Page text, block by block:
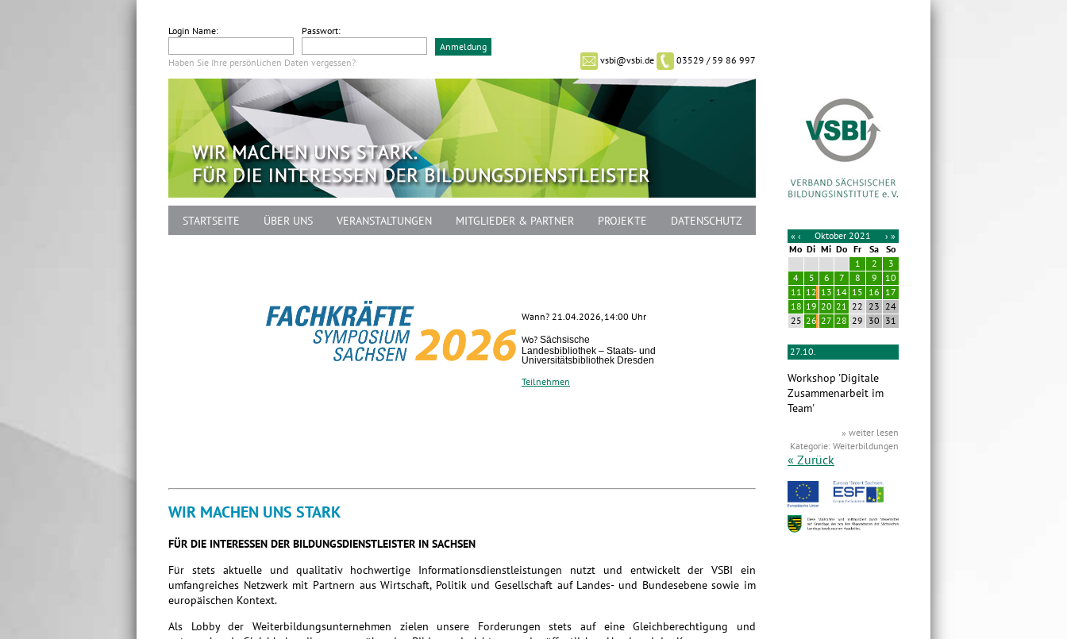
Login Name: Passwort:
Haben Sie Ihre persönlichen Daten vergessen? vsbi@vsbi.de 03529 / 59 86 997
STARTSEITE ÜBER UNS VERANSTALTUNGEN MITGLIEDER & PARTNER PROJEKTE DATENSCHUTZ
Wann? 21.04.2026, 14:00 Uhr
Wo? Sächsische
Landesbibliothek – Staats- und
Universitätsbibliothek Dresden
Teilnehmen
WIR MACHEN UNS STARK
FÜR DIE INTERESSEN DER BILDUNGSDIENSTLEISTER IN SACHSEN
Für stets aktuelle und qualitativ hochwertige Informationsdienstleistungen nutzt und entwickelt der VSBI ein
umfangreiches Netzwerk mit Partnern aus Wirtschaft, Politik und Gesellschaft auf Landes- und Bundesebene sowie im
europäischen Kontext.
Als Lobby der Weiterbildungsunternehmen zielen unsere Forderungen stets auf eine Gleichberechtigung und
« ‹ Oktober 2021 › »
Mo Di Mi Do Fr Sa
So
1
2
3
4
5 6 7 8 9
10
11 12 13 14 15 16
17
18 19 20 21 22 23 24
25 26 27 28 29 30 31
27.10.
Workshop 'Digitale
Zusammenarbeit im
Team'
» weiter lesen
Kategorie: Weiterbildungen
« Zurück